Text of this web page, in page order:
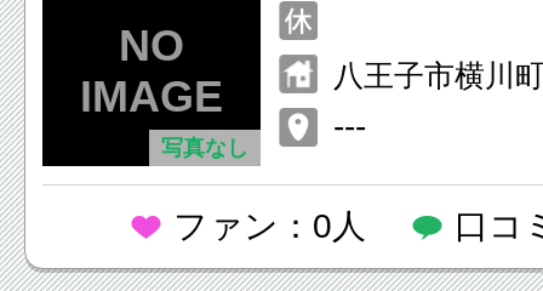
写真なし
八王子市横川
---
ファン：0人 口コ